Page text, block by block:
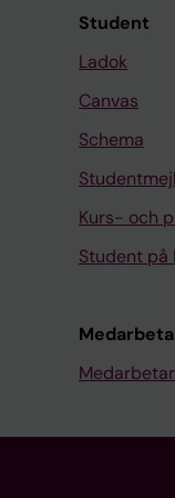
Student
Ladok
Canvas
Schema
Kurs- och
Student på